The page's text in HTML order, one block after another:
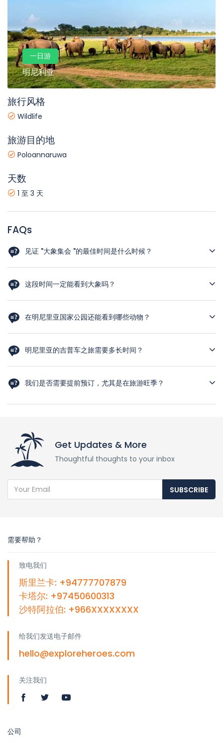
一日游
明尼利亚
旅行风格
Wildlife
旅游目的地
Poloannaruwa
天数
1 至 3 天
FAQs
见证 "大象集会 "的最佳时间是什么时候？
涸，吸引了大量大象来到明尼里亚水塘。
这段时间一定能看到大象吗？
野生动物。不过，机会还是很大的。
在明尼里亚国家公园还能看到哪些动物？
明尼里亚的吉普车之旅需要多长时间？
野生动物。我们是否需要提前预订，尤其是在旅游旺季？
是的，强烈建议提前预订，尤其是在 "聚会 "旺季，因为野生动物园
Get Updates & More
Thoughtful thoughts to your inbox
SUBSCRIBE
需要帮助？
致电我们
斯里兰卡: +94777707879
卡塔尔: +97450600313
沙特阿拉伯: +966XXXXXXXX
给我们发送电子邮件
hello@exploreheroes.com
关注我们
公司